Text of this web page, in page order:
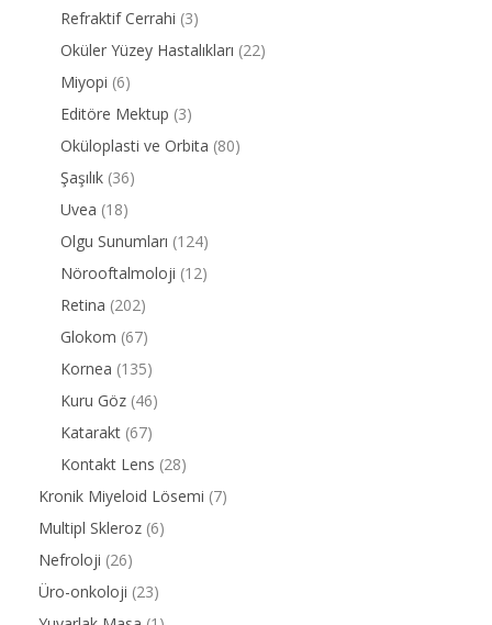
Refraktif Cerrahi (3)
Oküler Yüzey Hastalıkları (22)
Miyopi (6)
Editöre Mektup (3)
Oküloplasti ve Orbita (80)
Şaşılık (36)
Uvea (18)
Olgu Sunumları (124)
Nörooftalmoloji (12)
Retina (202)
Glokom (67)
Kornea (135)
Kuru Göz (46)
Katarakt (67)
Kontakt Lens (28)
Kronik Miyeloid Lösemi (7)
Multipl Skleroz (6)
Nefroloji (26)
Üro-onkoloji (23)